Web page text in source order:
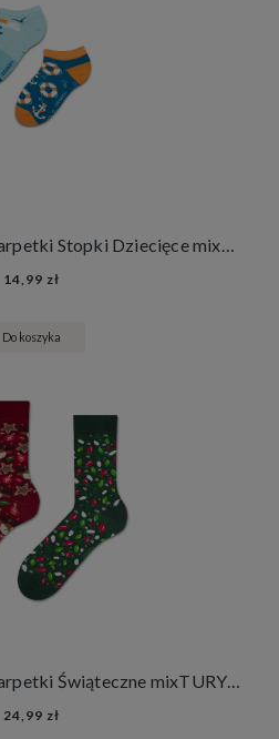
Kolorowe Śmieszne Skarpetki Stopki Dziecięce mixTURY Morskie Dla Dzieci Latarnia Morska Koła i Kotwice
14,99 zł
Do koszyka
Kolorowe Śmieszne Skarpetki Świąteczne mixTURY Damskie Męskie Długie Na Prezent Pod Choinkę
24,99 zł